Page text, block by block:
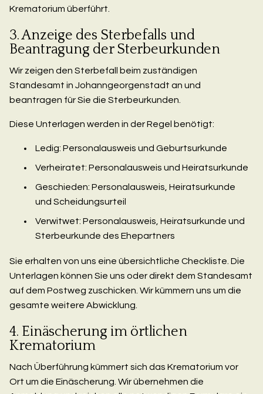
Krematorium überführt.
3. Anzeige des Sterbefalls und
Beantragung der Sterbeurkunden
Wir zeigen den Sterbefall beim zuständigen
Standesamt in Johanngeorgenstadt an und
beantragen für Sie die Sterbeurkunden.
Diese Unterlagen werden in der Regel benötigt:
Ledig: Personalausweis und Geburtsurkunde
Verheiratet: Personalausweis und Heiratsurkunde
Geschieden: Personalausweis, Heiratsurkunde
und Scheidungsurteil
Verwitwet: Personalausweis, Heiratsurkunde und
Sterbeurkunde des Ehepartners
Sie erhalten von uns eine übersichtliche Checkliste. Die
Unterlagen können Sie uns oder direkt dem Standesamt
auf dem Postweg zuschicken. Wir kümmern uns um die
gesamte weitere Abwicklung.
4. Einäscherung im örtlichen
Krematorium
Nach Überführung kümmert sich das Krematorium vor
Ort um die Einäscherung. Wir übernehmen die